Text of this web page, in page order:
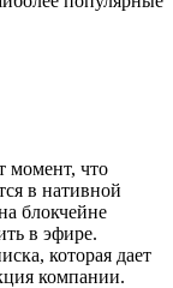
момент, что
в нативной
блокчейне
в эфире.
которая дает
компании.